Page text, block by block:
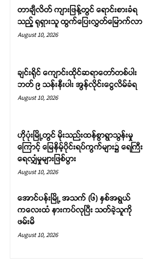
တာချီလိတ် ကျားဖြန့်တွင် ရောင်းစားခံရ
သည့် ရုရှားသူ ထွက်ပြေးလွှတ်မြောက်လာ
August 10, 2026
ချင်းရိုင် ကျောင်းထိုင်ဆရာတော်တစ်ပါး
ဘတ် ၉ သန်းနီးပါး အွန်လိုင်းငွေလိမ်ခံရ
August 10, 2026
ဟိုပုံးမြို့တွင် မိုးသည်းထန်စွာရွာသွန်းမှု
ကြောင့် မြေနိမ့်ပိုင်းရပ်ကွက်များ၌ ရေကြီး
ရေလျှံမှုများဖြစ်ပွား
August 10, 2026
အောင်ပန်းမြို့ အသက် (၆) နှစ်အရွယ်
ကလေးထံ နားကပ်လုပြီး သတ်ခဲ့သူကို
ဖမ်းမိ
August 10, 2026